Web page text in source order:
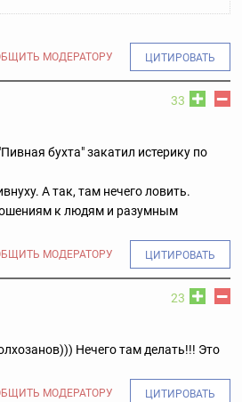
МОДЕРАТОРУ ЦИТИРОВАТЬ
33
бухта" закатил истерику по
А так, там нечего ловить.
к людям и разумным
МОДЕРАТОРУ ЦИТИРОВАТЬ
23
Нечего там делать!!! Это
МОДЕРАТОРУ ЦИТИРОВАТЬ